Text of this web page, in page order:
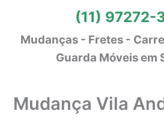
(11) 97272-
Mudanças - Fretes -
Guarda Móveis em
Mudança Vila